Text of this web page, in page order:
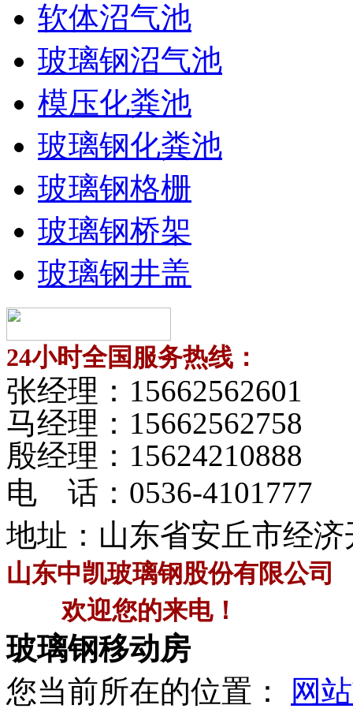
软体沼气池
玻璃钢沼气池
模压化粪池
玻璃钢化粪池
玻璃钢格栅
玻璃钢桥架
玻璃钢井盖
24小时全国服务热线：
张经理： 15662562601
马经理： 15662562758
殷经理： 15624210888
电 话： 0536-4101777
地址：山东省安丘市经济
山东中凯玻璃钢股份有限公司
欢迎您的来电！
玻璃钢移动房
您当前所在的位置：
网